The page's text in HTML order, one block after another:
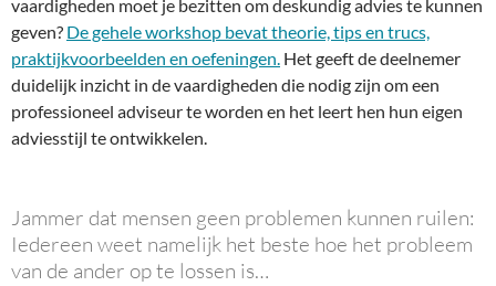
vaardigheden moet je bezitten om deskundig advies te kunnen
geven? De gehele workshop bevat theorie, tips en trucs,
praktijkvoorbeelden en oefeningen. Het geeft de deelnemer
duidelijk inzicht in de vaardigheden die nodig zijn om een
professioneel adviseur te worden en het leert hen hun eigen
adviesstijl te ontwikkelen.
Jammer dat mensen geen problemen kunnen ruilen:
Iedereen weet namelijk het beste hoe het probleem
van de ander op te lossen is…